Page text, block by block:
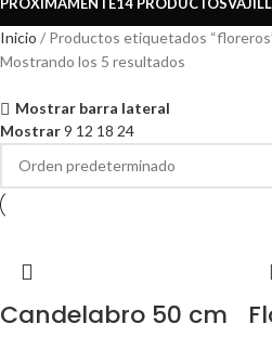
Inicio
Productos etiquetados
Mostrando los 5 resultados
Mostrar barra lateral
Mostrar9 12 18 24
Candelabro 50 cm